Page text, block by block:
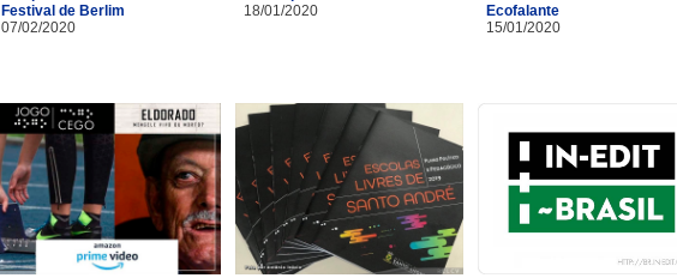
Festival de Berlim
07/02/2020
18/01/2020
Ecofalante
15/01/2020